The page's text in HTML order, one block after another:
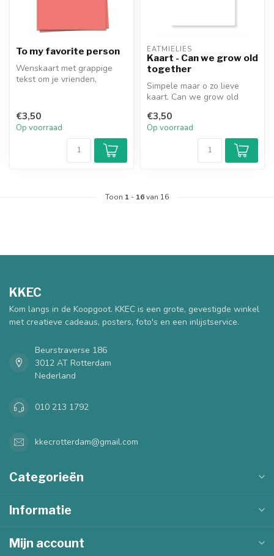
To my favorite person
Wenskaart met grappige
tekst om je vrienden,
€3,50
Op voorraad
EATMIELIES
Kaart - Can we grow old
together
Simpele maar o zo lieve
kaart. Can we grow old
vraag ...
€3,50
Op voorraad
Toon 1 - 16van 16
KKEC
Kom langs in de Koopgoot. KKEC is een grote, gevestigde winkel
met creatieve cadeaus, posters, foto's en een inlijstservice.
Beurstraverse 186
3012 AT Rotterdam
Nederland
010 213 1792
kkecrotterdam@gmail.com
Categorieën
Informatie
Mijn account